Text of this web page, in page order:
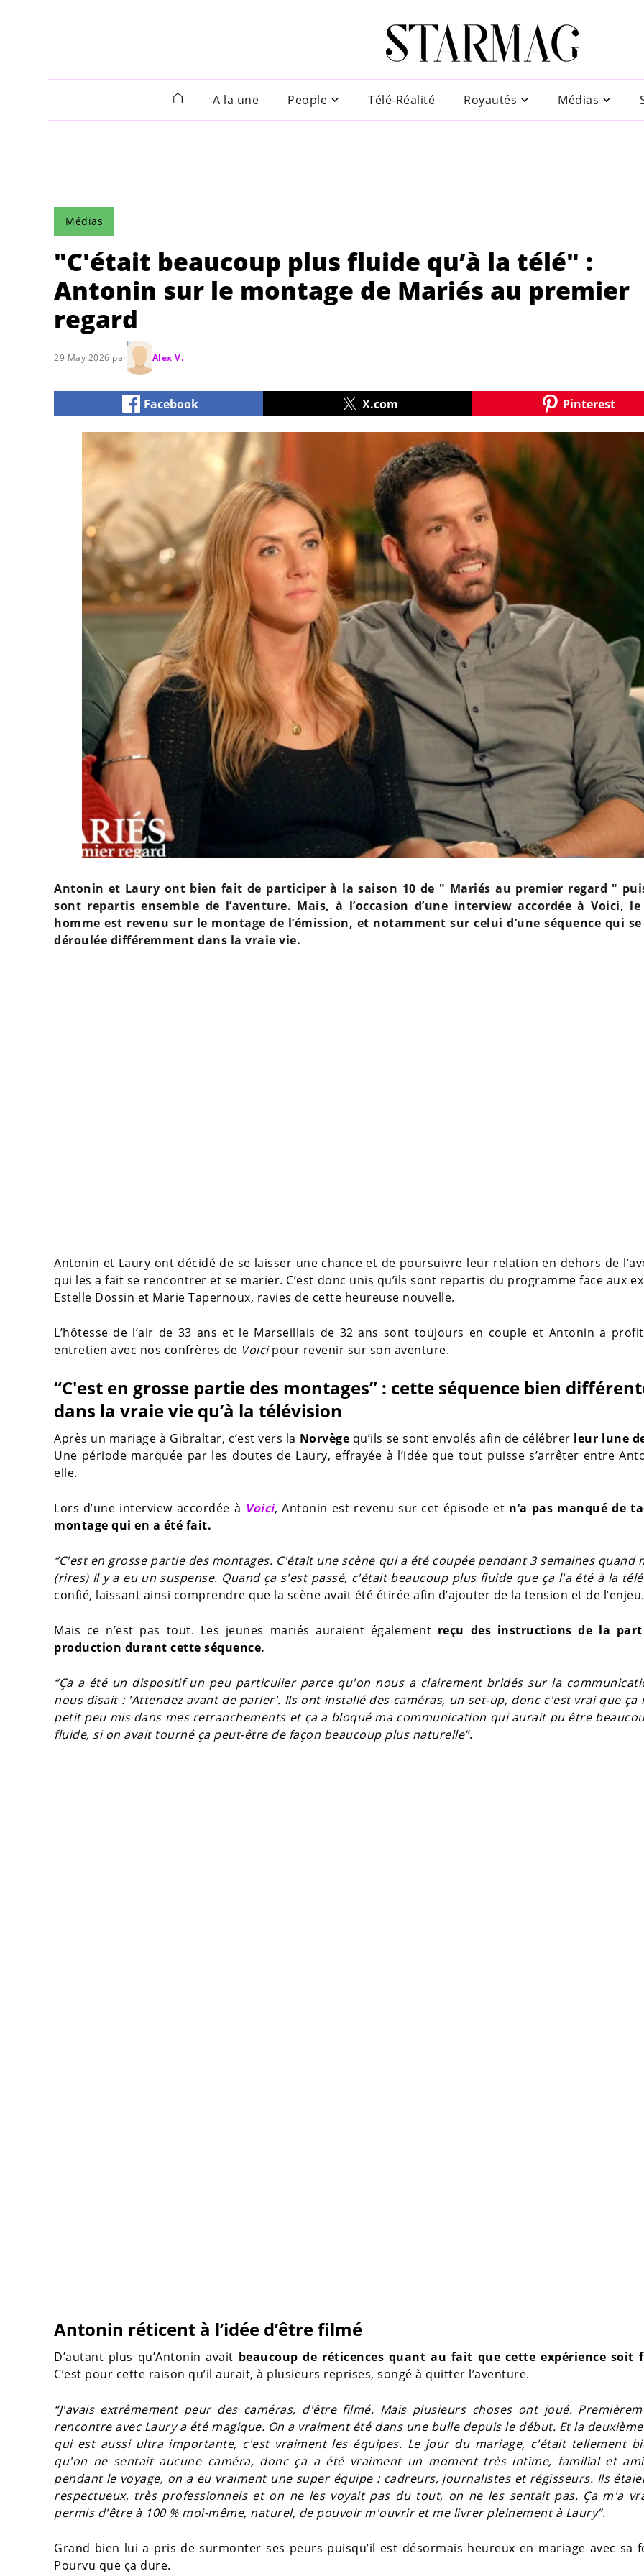
A la une People Télé-Réalité Royautés Médias
Médias
"C'était beaucoup plus fluide qu’à la télé" :
Antonin sur le montage de Mariés au premier
regard
29 May 2026 par Alex V.
Facebook X.com Pinterest
Antonin et Laury ont bien fait de participer à la saison 10 de " Mariés au premier regard "
sont repartis ensemble de l’aventure. Mais, à l’occasion d’une interview accordée à Voici,
homme est revenu sur le montage de l’émission, et notamment sur celui d’une séquence qui
déroulée différemment dans la vraie vie.
Antonin et Laury ont décidé de se laisser une chance et de poursuivre leur relation en dehors de
qui les a fait se rencontrer et se marier. C’est donc unis qu’ils sont repartis du programme face aux
Estelle Dossin et Marie Tapernoux, ravies de cette heureuse nouvelle.
L’hôtesse de l’air de 33 ans et le Marseillais de 32 ans sont toujours en couple et Antonin a
entretien avec nos confrères de Voicipour revenir sur son aventure.
“C'est en grosse partie des montages” : cette séquence bien
dans la vraie vie qu’à la télévision
Après un mariage à Gibraltar, c’est vers la Norvège qu’ils se sont envolés afin de célébrer leur lune
Une période marquée par les doutes de Laury, effrayée à l’idée que tout puisse s’arrêter entre
elle.
Lors d’une interview accordée à Voici, Antonin est revenu sur cet épisode et n’a pas manqué de
montage qui en a été fait.
“C'est en grosse partie des montages. C'était une scène qui a été coupée pendant 3 semaines quand
(rires) Il y a eu un suspense. Quand ça s'est passé, c'était beaucoup plus fluide que ça l'a été à la
confié, laissant ainsi comprendre que la scène avait été étirée afin d’ajouter de la tension et de l’enjeu.
Mais ce n’est pas tout. Les jeunes mariés auraient également reçu des instructions de la
production durant cette séquence.
“Ça a été un dispositif un peu particulier parce qu'on nous a clairement bridés sur la
nous disait : 'Attendez avant de parler'. Ils ont installé des caméras, un set-up, donc c'est vrai que ça
petit peu mis dans mes retranchements et ça a bloqué ma communication qui aurait pu être
fluide, si on avait tourné ça peut-être de façon beaucoup plus naturelle”.
Antonin réticent à l’idée d’être filmé
D’autant plus qu’Antonin avait beaucoup de réticences quant au fait que cette expérience soit
C’est pour cette raison qu’il aurait, à plusieurs reprises, songé à quitter l’aventure.
“J'avais extrêmement peur des caméras, d'être filmé. Mais plusieurs choses ont joué.
rencontre avec Laury a été magique. On a vraiment été dans une bulle depuis le début. Et la
qui est aussi ultra importante, c'est vraiment les équipes. Le jour du mariage, c'était tellement
qu'on ne sentait aucune caméra, donc ça a été vraiment un moment très intime, familial et
pendant le voyage, on a eu vraiment une super équipe : cadreurs, journalistes et régisseurs. Ils
respectueux, très professionnels et on ne les voyait pas du tout, on ne les sentait pas. Ça m'a
permis d'être à 100 % moi-même, naturel, de pouvoir m'ouvrir et me livrer pleinement à Laury”.
Grand bien lui a pris de surmonter ses peurs puisqu’il est désormais heureux en mariage avec sa
Pourvu que ça dure.